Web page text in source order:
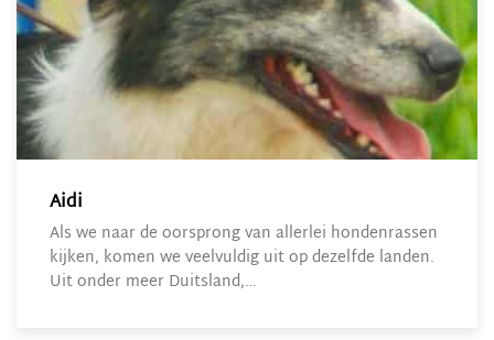
Aidi
Als we naar de oorsprong van allerlei hondenrassen
kijken, komen we veelvuldig uit op dezelfde landen.
Uit onder meer Duitsland,…